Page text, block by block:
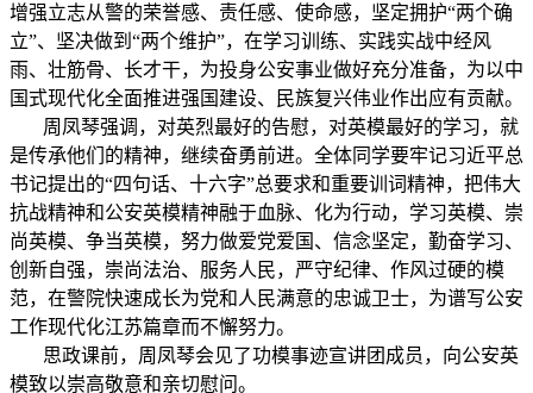
增强立志从警的荣誉感、责任感、使命感，坚定拥护“两个确
立”、坚决做到“两个维护”，在学习训练、实践实战中经风
雨、壮筋骨、长才干，为投身公安事业做好充分准备，为以中
国式现代化全面推进强国建设、民族复兴伟业作出应有贡献。
周凤琴强调，对英烈最好的告慰，对英模最好的学习，就
是传承他们的精神，继续奋勇前进。全体同学要牢记习近平总
书记提出的“四句话、十六字”总要求和重要训词精神，把伟大
抗战精神和公安英模精神融于血脉、化为行动，学习英模、崇
尚英模、争当英模，努力做爱党爱国、信念坚定，勤奋学习、
创新自强，崇尚法治、服务人民，严守纪律、作风过硬的模
范，在警院快速成长为党和人民满意的忠诚卫士，为谱写公安
工作现代化江苏篇章而不懈努力。
思政课前，周凤琴会见了功模事迹宣讲团成员，向公安英
模致以崇高敬意和亲切慰问。